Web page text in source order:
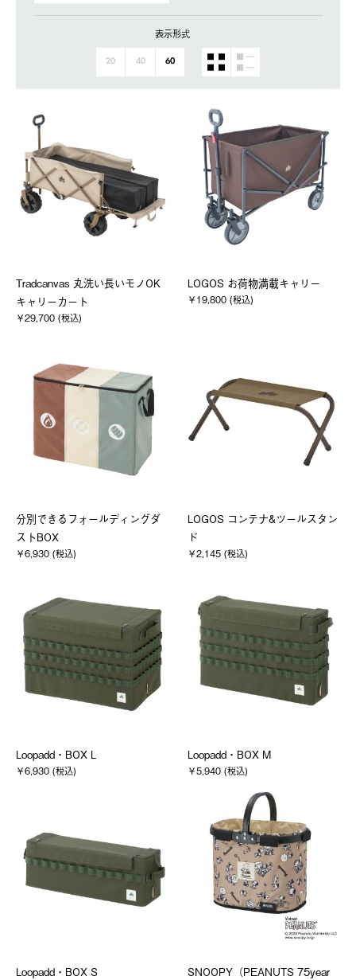
表示形式
20 40 60
Tradcanvas 丸洗い長いモノOK
キャリーカート
￥29,700 (税込)
LOGOS お荷物満載キャリー
￥19,800 (税込)
分別できるフォールディングダ
ストBOX
￥6,930 (税込)
LOGOS コンテナ&ツールスタン
ド
￥2,145 (税込)
Loopadd・BOX L
￥6,930 (税込)
Loopadd・BOX M
￥5,940 (税込)
Loopadd・BOX S
SNOOPY（PEANUTS 75year